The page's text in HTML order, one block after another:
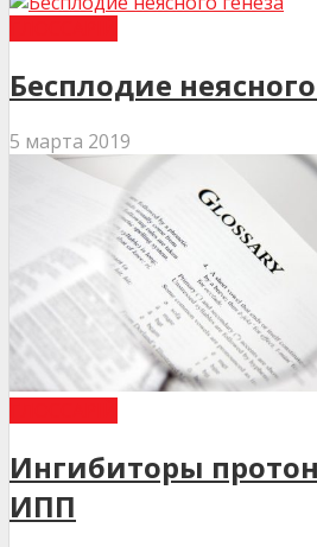
Бесплодие
5 марта 2019
Ингибиторы
ИПП